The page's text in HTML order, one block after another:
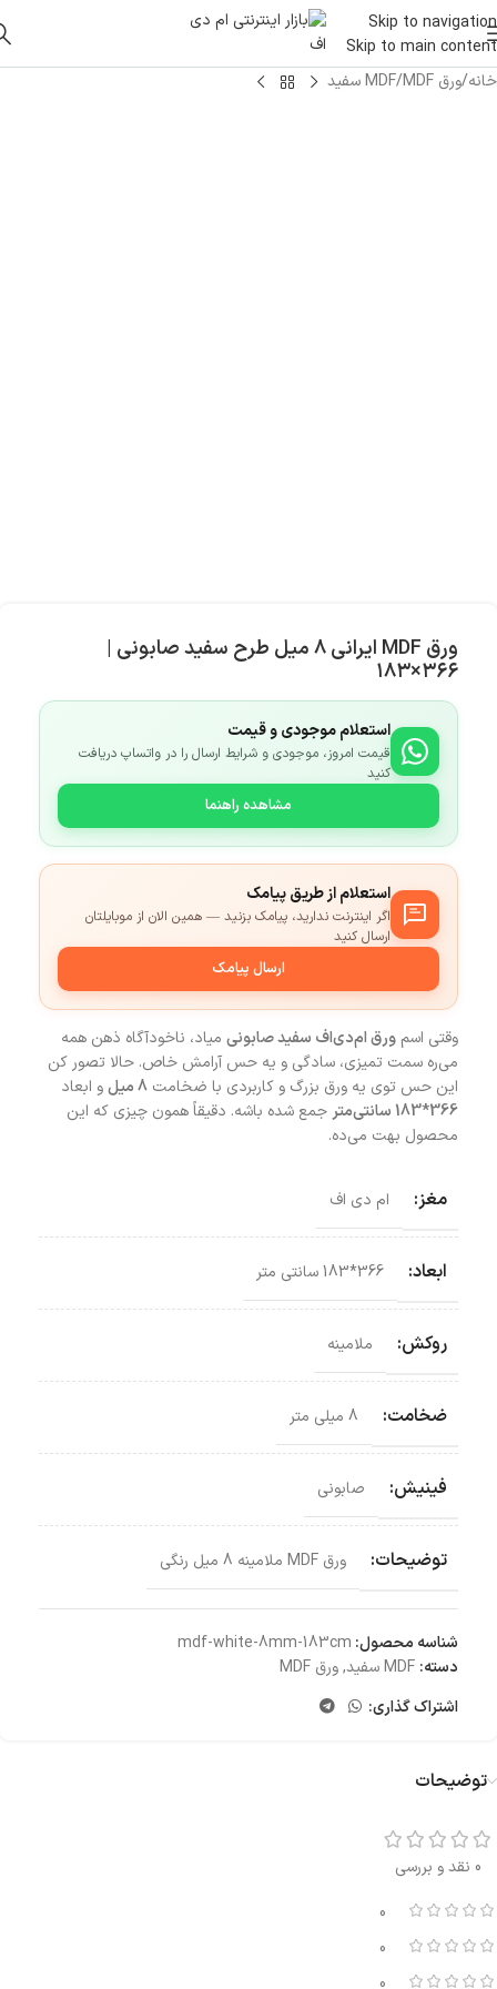
Skip to navigation
Skip to main content
خانه/ورق MDF /MDF سفید
ورق MDF ایرانی ۸ میل طرح سفید صابونی |
۳۶۶×۱۸۳
استعلام موجودی و قیمت
قیمت امروز، موجودی و شرایط ارسال را در واتساپ دریافت
کنید
مشاهده راهنما
استعلام از طریق پیامک
اگر اینترنت ندارید، پیامک بزنید — همین الان از موبایلتان
ارسال کنید
ارسال پیامک
وقتی اسم ورق ام‌دی‌اف سفید صابونی میاد، ناخودآگاه ذهن همه
می‌ره سمت تمیزی، سادگی و یه حس آرامش خاص. حالا تصور کن
این حس توی یه ورق بزرگ و کاربردی با ضخامت 8 میل
و ابعاد
366*183 سانتی‌متر
جمع شده باشه. دقیقاً همون چیزی که این
محصول بهت می‌ده.
مغز: ام دی اف
ابعاد: 366*183 سانتی‌ متر
روکش: ملامینه
ضخامت: 8 میلی متر
فینیش: صابونی
توضیحات: ورق MDF ملامینه 8 میل رنگی
شناسه محصول: mdf-white-8mm-183cm
دسته: MDF سفید ,ورق MDF
اشتراک گذاری:
توضیحات
0 نقد و بررسی
0
0
0